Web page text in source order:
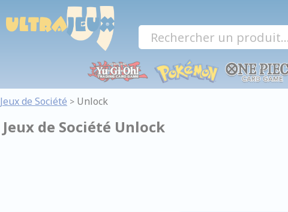
Jeux de Société > Unlock
Jeux de Société Unlock
Panneau de gestion des cookies